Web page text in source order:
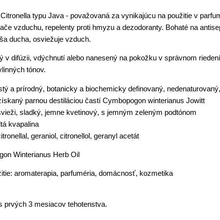
typu Java - považovaná za vynikajúcu na použitie v
vzduchu, repelenty proti hmyzu a dezodoranty. Bohaté na
ducha, osviežuje vzduch.
v difúzii, vdýchnutí alebo nanesený na pokožku v správnom
tónov.
a prírodný, botanicky a biochemicky definovaný,
parnou destiláciou častí Cymbopogon winterianus Jowitt
sladký, jemne kvetinový, s jemným zeleným podtónom
kvapalina
geraniol, citronellol, geranyl acetát
Winterianus Herb Oil
aromaterapia, parfuméria, domácnosť, kozmetika
prvých 3 mesiacov tehotenstva.